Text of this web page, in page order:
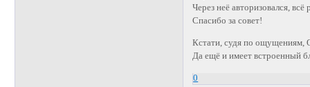
Через неё авторизовался, всё
Спасибо за совет!
Кстати, судя по ощущениям,
Да ещё и имеет встроенный
0